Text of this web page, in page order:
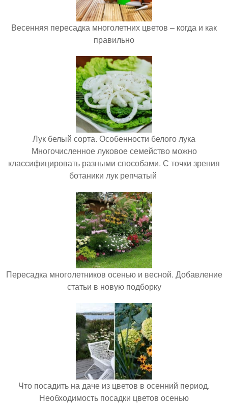
Весенняя пересадка многолетних цветов – когда и как
правильно
Лук белый сорта. Особенности белого лука
Многочисленное луковое семейство можно
классифицировать разными способами. С точки зрения
ботаники лук репчатый
Пересадка многолетников осенью и весной. Добавление
статьи в новую подборку
Что посадить на даче из цветов в осенний период.
Необходимость посадки цветов осенью